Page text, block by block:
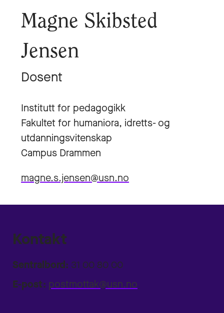
Magne Skibsted
Jensen
Dosent
Institutt for pedagogikk
Fakultet for humaniora, idretts- og
utdanningsvitenskap
Campus Drammen
magne.s.jensen@usn.no
Kontakt
Sentralbord: 31 00 80 00
E-post: postmottak@usn.no